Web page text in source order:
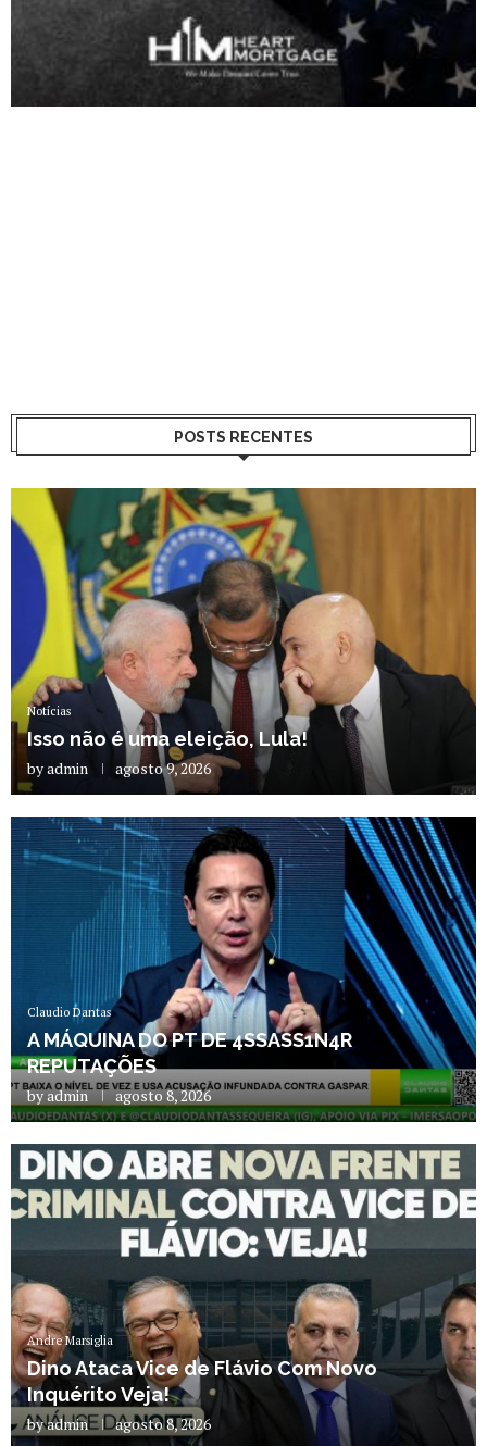
POSTS RECENTES
Notícias
Isso não é uma eleição, Lula!
byadmin agosto 9, 2026
Claudio Dantas
A MÁQUINA DO PT DE 4SSASS1N4R
REPUTAÇÕES
byadmin agosto 8, 2026
Andre Marsiglia
Dino Ataca Vice de Flávio Com Novo
Inquérito Veja!
byadmin agosto 8, 2026